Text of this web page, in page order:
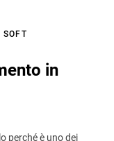
SOFT
in
perché è uno dei